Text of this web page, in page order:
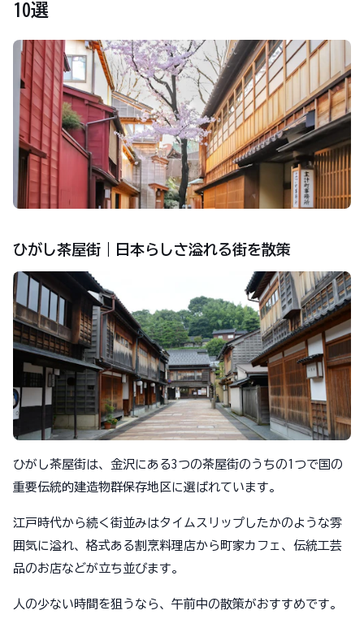
10選
ひがし茶屋街｜日本らしさ溢れる街を散策
ひがし茶屋街は、金沢にある3つの茶屋街のうちの1つで国の
重要伝統的建造物群保存地区に選ばれています。
江戸時代から続く街並みはタイムスリップしたかのような雰
囲気に溢れ、格式ある割烹料理店から町家カフェ、伝統工芸
品のお店などが立ち並びます。
人の少ない時間を狙うなら、午前中の散策がおすすめです。